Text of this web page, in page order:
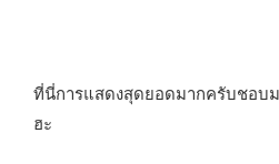
ที่นี่การแสดงสุดยอดมากครับชอบ
ฮะ